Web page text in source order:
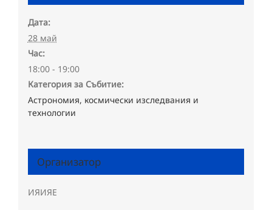
Дата:
28 май
Час:
18:00 - 19:00
Категория за Събитие:
Астрономия, космически изследвания и
технологии
Организатор
ИЯИЯЕ